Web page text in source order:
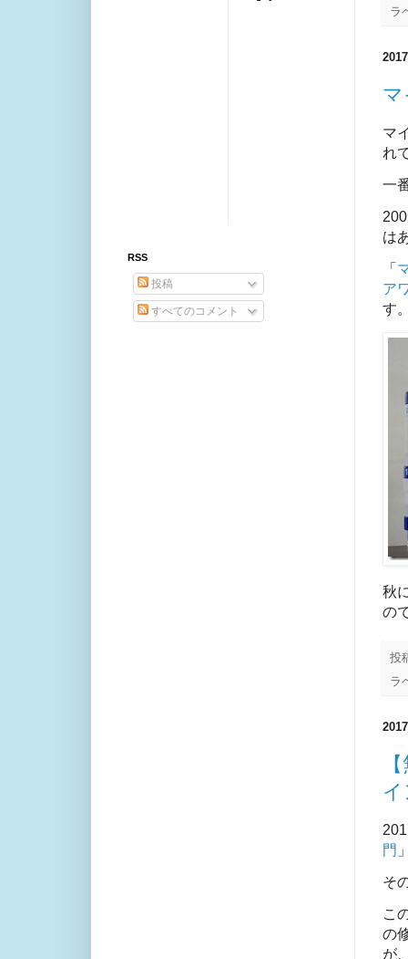
ラ
マ
れ
一
は
「
ア
す
秋
の
投
ラ
門
そ
こ
の
が
RSS
投稿
すべてのコメント